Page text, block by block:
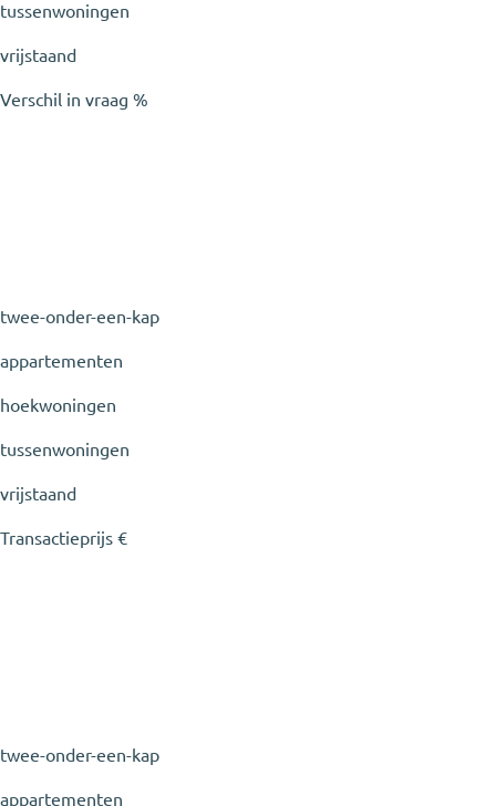
tussenwoningen
vrijstaand
Verschil in vraag %
twee-onder-een-kap
appartementen
hoekwoningen
tussenwoningen
vrijstaand
Transactieprijs €
twee-onder-een-kap
appartementen